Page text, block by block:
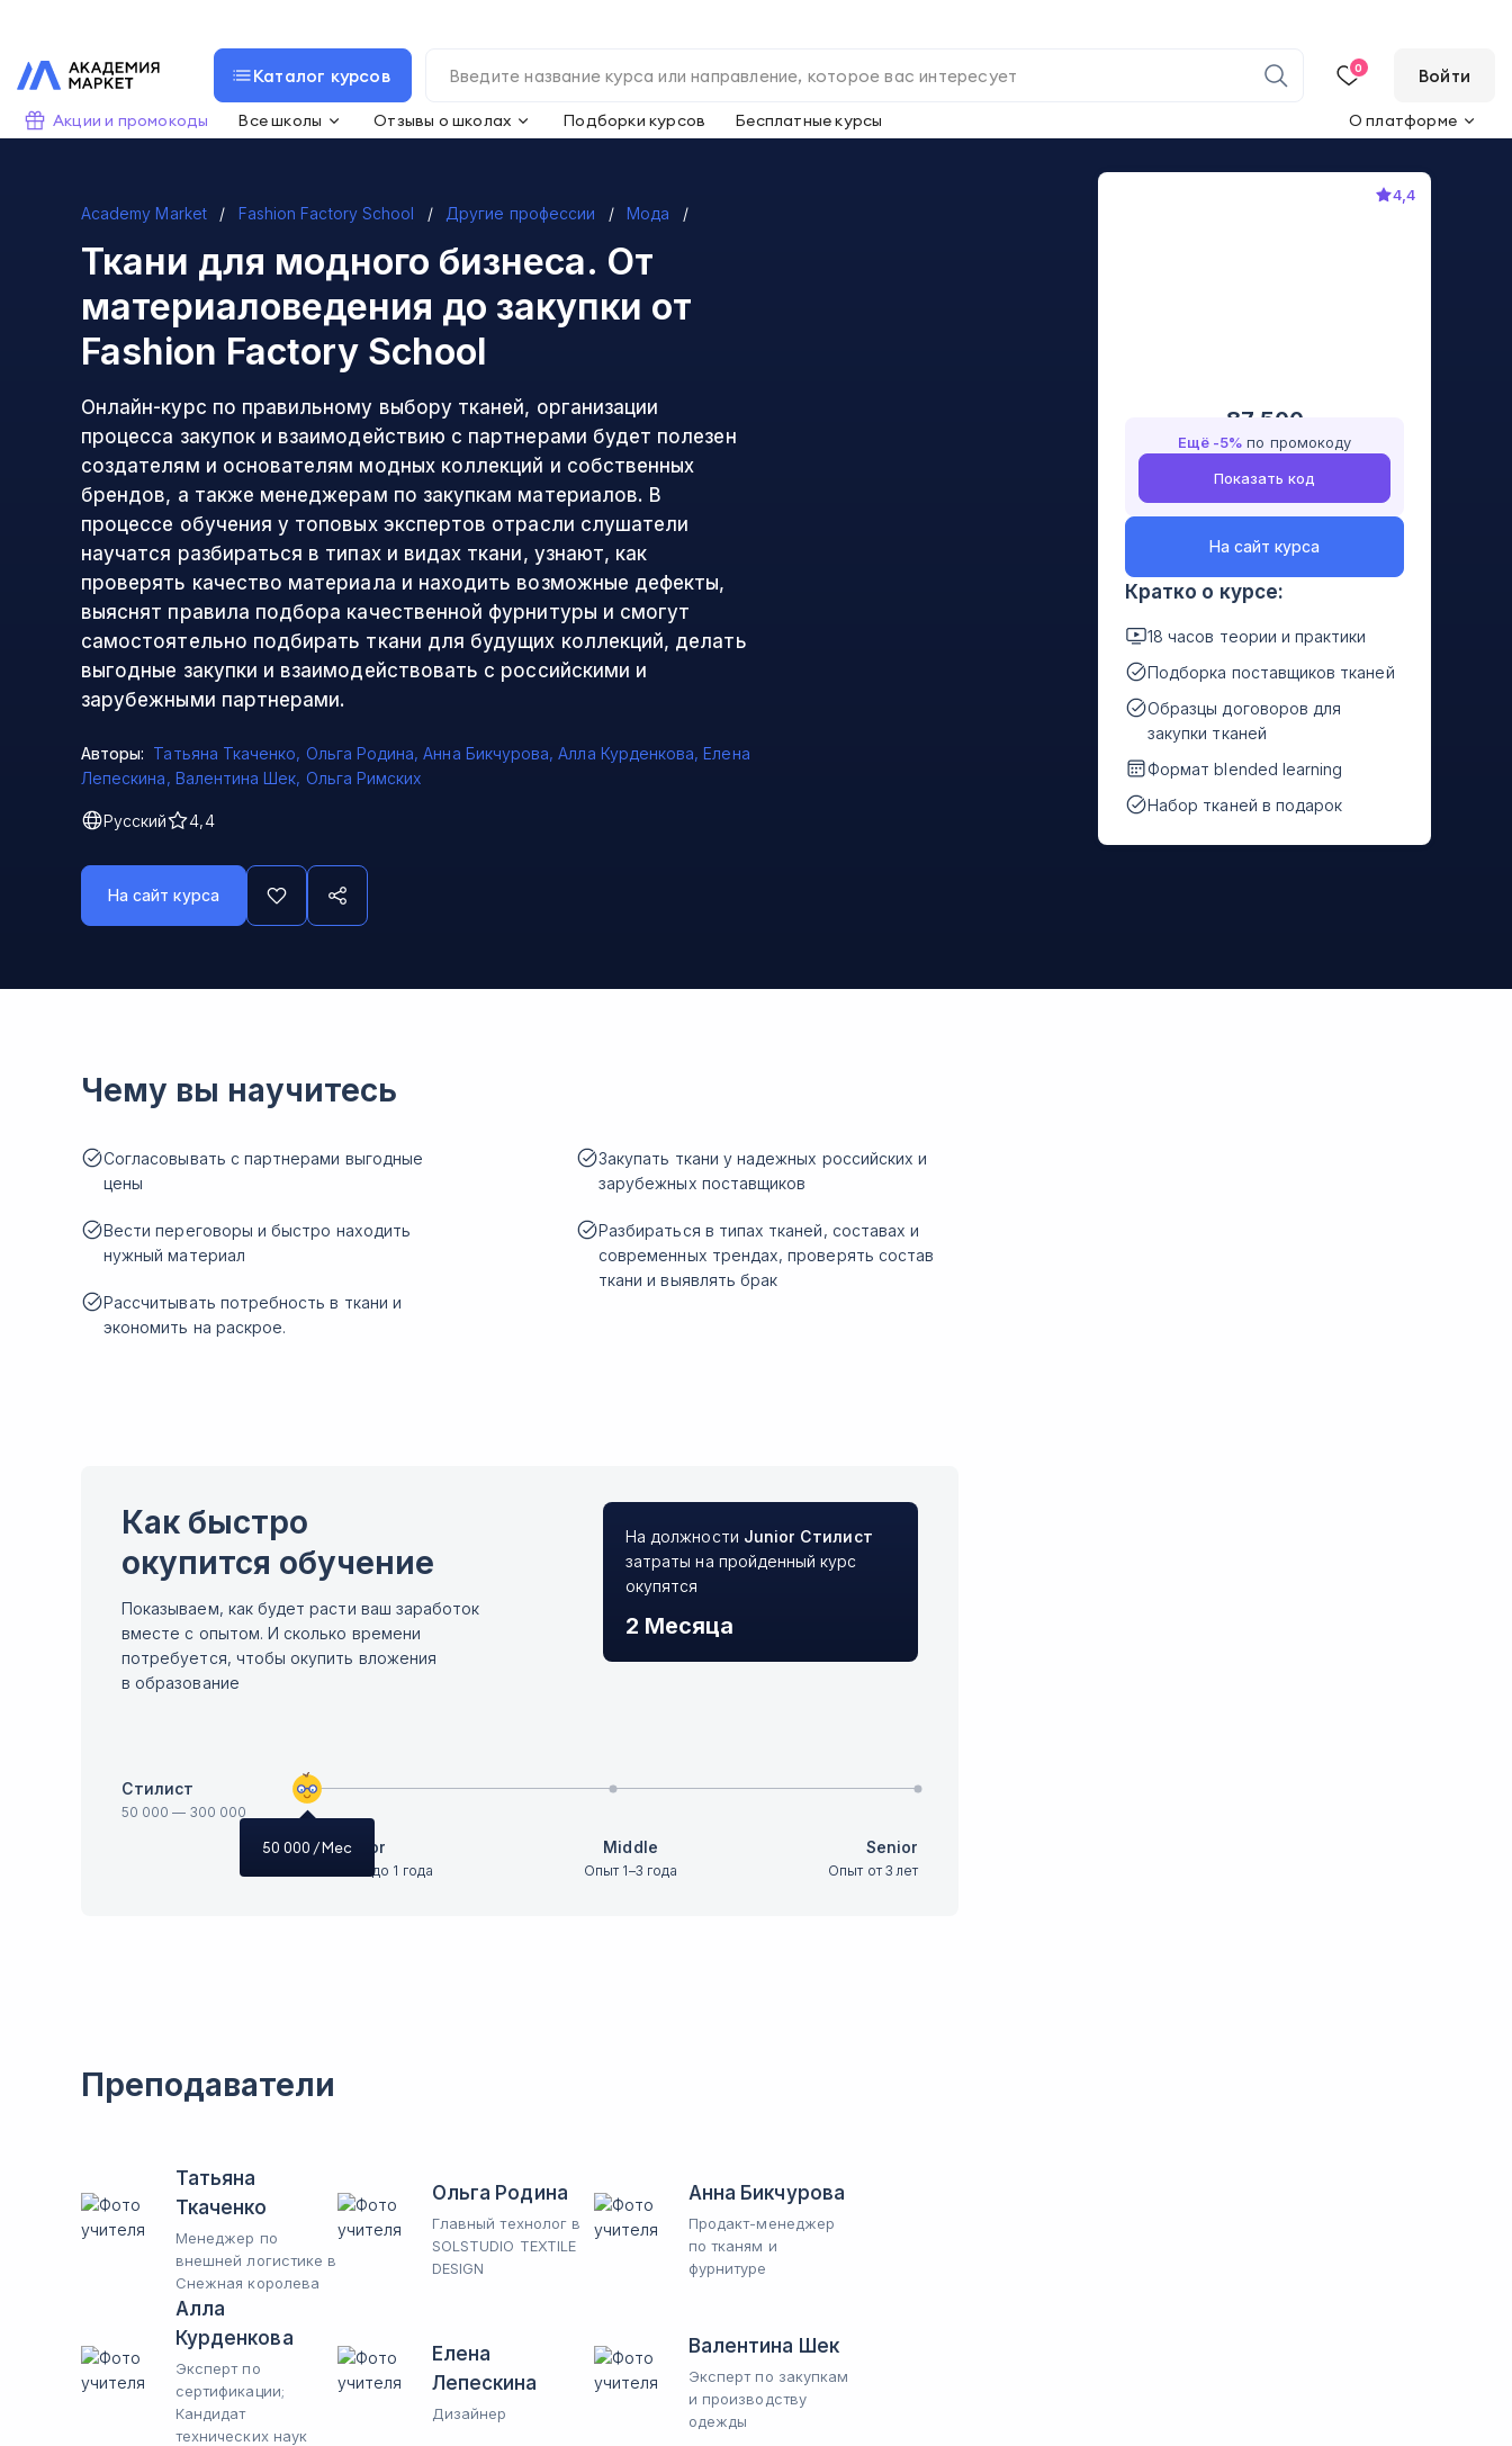
Каталог курсов 0 Войти
Акции и промокоды Все школы Отзывы о школах Подборки курсов Бесплатные курсы О платформе
Academy Market Fashion Factory School Другие профессии Мода
Ткани для модного бизнеса. От
материаловедения до закупки от
Fashion Factory School
Онлайн-курс по правильному выбору тканей, организации
процесса закупок и взаимодействию с партнерами будет полезен
создателям и основателям модных коллекций и собственных
брендов, а также менеджерам по закупкам материалов. В
процессе обучения у топовых экспертов отрасли слушатели
научатся разбираться в типах и видах ткани, узнают, как
проверять качество материала и находить возможные дефекты,
выяснят правила подбора качественной фурнитуры и смогут
самостоятельно подбирать ткани для будущих коллекций, делать
выгодные закупки и взаимодействовать с российскими и
зарубежными партнерами.
Авторы: Татьяна Ткаченко, Ольга Родина,Анна Бикчурова,Алла Курденкова,Елена
Лепескина, Валентина Шек, Ольга Римских
Русский 4,4
На сайт курса
4,4
87 500
Ещё -5% по промокоду
Показать код
На сайт курса
Кратко о курсе:
18 часов теории и практики
Подборка поставщиков тканей
Образцы договоров для
закупки тканей
Формат blended learning
Набор тканей в подарок
Чему вы научитесь
Согласовывать c партнерами выгодные
цены
Вести переговоры и быстро находить
нужный материал
Рассчитывать потребность в ткани и
экономить на раскрое.
Закупать ткани у надежных российских и
зарубежных поставщиков
Разбираться в типах тканей, составах и
современных трендах, проверять состав
ткани и выявлять брак
Как быстро
окупится обучение
Показываем, как будет расти ваш заработок
вместе с опытом. И сколько времени
потребуется, чтобы окупить вложения
в образование
На должности Junior Стилист
затраты на пройденный курс
окупятся
2 Месяца
Стилист
50 000 — 300 000
Junior
Опыт до 1 года
Middle
Опыт 1–3 года
Senior
Опыт от 3 лет
Преподаватели
Татьяна
Ткаченко
Менеджер по
внешней логистике в
Снежная королева
Ольга Родина
Главный технолог в
SOLSTUDIO TEXTILE
DESIGN
Анна Бикчурова
Продакт-менеджер
по тканям и
фурнитуре
Алла
Курденкова
Эксперт по
сертификации;
Кандидат
технических наук
Елена
Лепескина
Дизайнер
Валентина Шек
Эксперт по закупкам
и производству
одежды
50 000 / Мес